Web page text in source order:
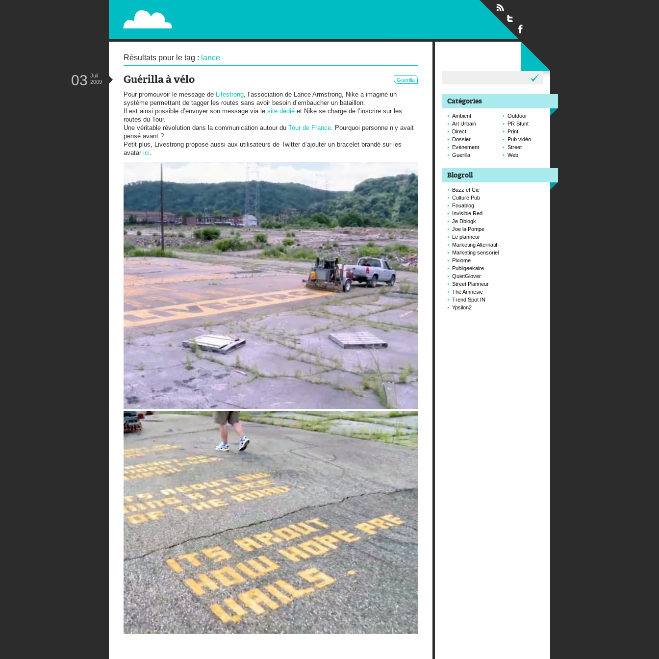
PAPERPLANE
STREET, AMBIENT, GUÉRILLA MARKETING AND OUT OF HOME
Résultats pour le tag : lance
Guérilla à vélo Guerilla
03 Juil
2009
Pour promouvoir le message de Lifestrong , l’association de Lance Armstrong, Nike a imaginé un
système permettant de tagger les routes sans avoir besoin d’embaucher un bataillon.
Il est ainsi possible d’envoyer son message via le site dédié et Nike se charge de l’inscrire sur les
routes du Tour.
Une véritable révolution dans la communication autour du Tour de France . Pourquoi personne n’y avait
pensé avant ?
Petit plus, Livestrong propose aussi aux utilisateurs de Twitter d’ajouter un bracelet brandé sur les
avatar ici
Catégories
Ambient
Art Urbain
Direct
Dossier
Evènement
Guerilla
Outdoor
PR Stunt
Print
Pub vidéo
Street
Web
Blogroll
Buzz et Cie
Culture Pub
Fouablog
Invisible Red
Je Dblogk
Joe la Pompe
Le planneur
Marketing Alternatif
Marketing sensoriel
Pixiome
Publigeekaire
QuietGlover
Street Planneur
The Amnesic
Trend Spot IN
Ypsilon2